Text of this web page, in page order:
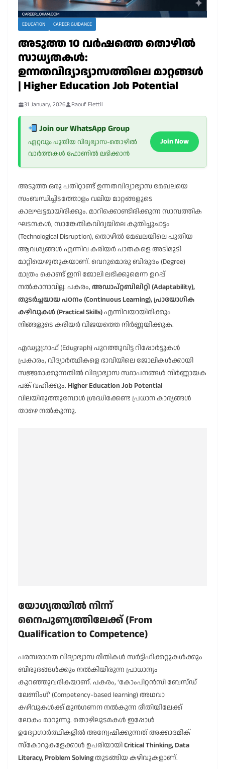
EDUCATION CAREER GUIDANCE
അടുത്ത 10 വർഷത്തെ തൊഴിൽ
സാധ്യതകൾ:
ഉന്നതവിദ്യാഭ്യാസത്തിലെ മാറ്റങ്ങൾ
| Higher Education Job Potential
31 January, 2026 Raouf Elettil
Join our WhatsApp Group
ഏറ്റവും പുതിയ വിദ്യഭ്യാസ-തൊഴിൽ
വാർത്തകൾ ഫോണിൽ ലഭിക്കാൻ
Join Now
അടുത്ത ഒരു പതിറ്റാണ്ട് ഉന്നതവിദ്യാഭ്യാസ മേഖലയെ
സംബന്ധിച്ചിടത്തോളം വലിയ മാറ്റങ്ങളുടെ
കാലഘട്ടമായിരിക്കും. മാറിക്കൊണ്ടിരിക്കുന്ന സാമ്പത്തിക
ഘടനകൾ, സാങ്കേതികവിദ്യയിലെ കുതിച്ചുചാട്ടം
(Technological Disruption), തൊഴിൽ മേഖലയിലെ പുതിയ
ആവശ്യങ്ങൾ എന്നിവ കരിയർ പാതകളെ അടിമുടി
മാറ്റിയെഴുതുകയാണ്. വെറുമൊരു ബിരുദം (Degree)
മാത്രം കൊണ്ട് ഇനി ജോലി ലഭിക്കുമെന്ന ഉറപ്പ്
നൽകാനാവില്ല. പകരം, അഡാപ്റ്റബിലിറ്റി (Adaptability),
തുടർച്ചയായ പഠനം (Continuous Learning), പ്രായോഗിക
കഴിവുകൾ (Practical Skills)എന്നിവയായിരിക്കും
നിങ്ങളുടെ കരിയർ വിജയത്തെ നിർണ്ണയിക്കുക.
എഡ്യുഗ്രാഫ് (Edugraph) പുറത്തുവിട്ട റിപ്പോർട്ടുകൾ
പ്രകാരം, വിദ്യാർത്ഥികളെ ഭാവിയിലെ ജോലികൾക്കായി
സജ്ജമാക്കുന്നതിൽ വിദ്യാഭ്യാസ സ്ഥാപനങ്ങൾ നിർണ്ണായക
പങ്ക് വഹിക്കും. Higher Education Job Potential
വിലയിരുത്തുമ്പോൾ ശ്രദ്ധിക്കേണ്ട പ്രധാന കാര്യങ്ങൾ
താഴെ നൽകുന്നു.
യോഗ്യതയിൽ നിന്ന്
നൈപുണ്യത്തിലേക്ക് (From
Qualification to Competence)
പരമ്പരാഗത വിദ്യാഭ്യാസ രീതികൾ സർട്ടിഫിക്കറ്റുകൾക്കും
ബിരുദങ്ങൾക്കും നൽകിയിരുന്ന പ്രാധാന്യം
കുറഞ്ഞുവരികയാണ്. പകരം, ‘കോംപിറ്റൻസി ബേസ്ഡ്
ലേണിംഗ്’ (Competency-based learning) അഥവാ
കഴിവുകൾക്ക് മുൻഗണന നൽകുന്ന രീതിയിലേക്ക്
ലോകം മാറുന്നു. തൊഴിലുടമകൾ ഇപ്പോൾ
ഉദ്യോഗാർത്ഥികളിൽ അന്വേഷിക്കുന്നത് അക്കാദമിക്
സ്കോറുകളേക്കാൾ ഉപരിയായിCritical Thinking, Data
Literacy, Problem Solvingതുടങ്ങിയ കഴിവുകളാണ്.